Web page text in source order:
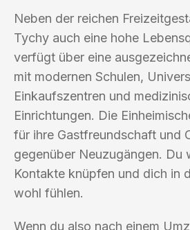
Neben der reichen
Tychy auch eine hohe
verfügt über eine
mit modernen Schulen,
Einkaufszentren und
Einrichtungen. Die
für ihre Gastfreundschaft und
gegenüber Neuzugängen. Du
Kontakte knüpfen und dich in
wohl fühlen.
Wenn du also nach einem